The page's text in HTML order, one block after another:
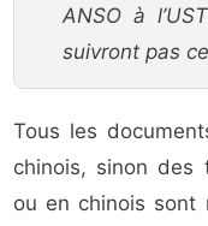
ANSO à
suivront pas
Tous les
chinois, sinon des
ou en chinois sont